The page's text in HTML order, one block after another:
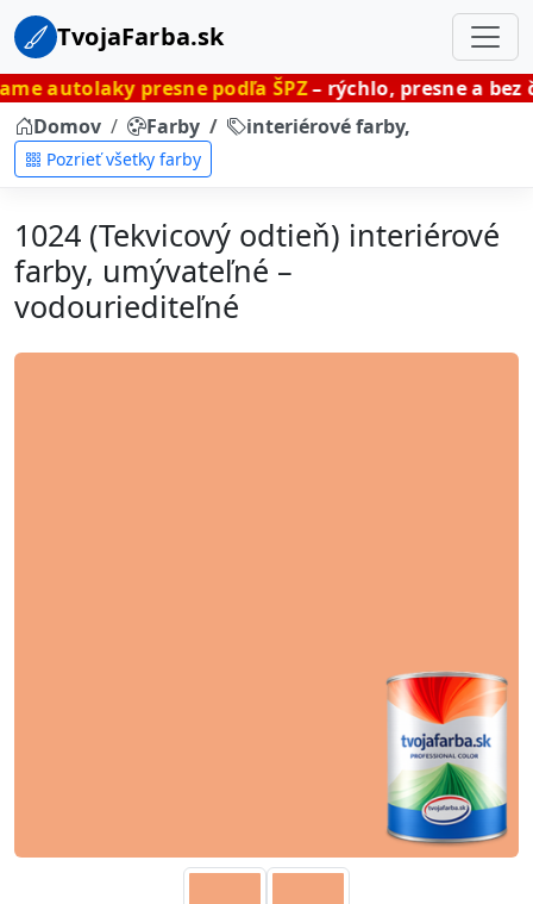
TvojaFarba.sk
presne podľa ŠPZ– rýchlo, presne a bez čakania.
Domov
Farby interiérové farby,
Pozrieť všetky farby
1024 (Tekvicový odtieň) interiérové
farby, umývateľné –
vodouriediteľné